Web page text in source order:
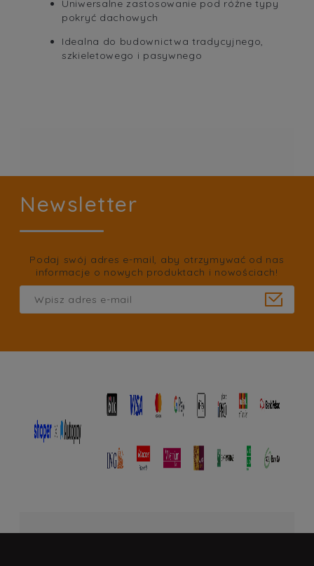
Uniwersalne zastosowanie pod różne typy
pokryć dachowych
Idealna do budownictwa tradycyjnego,
szkieletowego i pasywnego
Newsletter
Podaj swój adres e-mail, aby otrzymywać od nas
informacje o nowych produktach i nowościach!